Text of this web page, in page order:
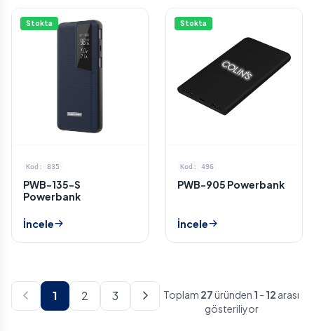
Stokta
Kod: 835
PWB-135-S
Powerbank
İncele
Stokta
Kod: 496
PWB-905 Powerbank
İncele
1 2 3 Toplam 27üründen 1 - 12 arası
gösteriliyor